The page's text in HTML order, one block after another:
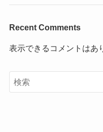
Recent Comments
表示できるコメントはあ